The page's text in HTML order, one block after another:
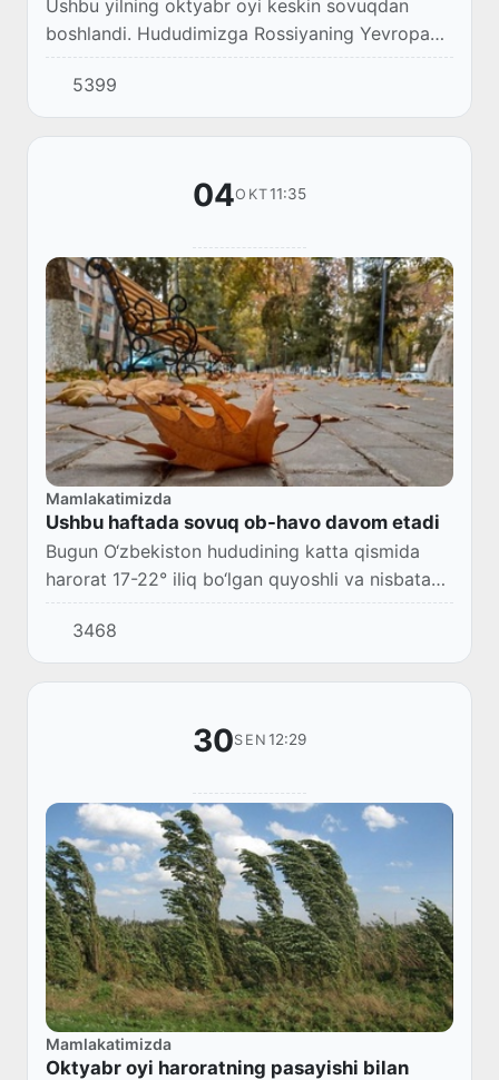
Ushbu yilning oktyabr oyi keskin sovuqdan
boshlandi. Hududimizga Rossiyaning Yevropa
hududining Markaziy qismidan kelgan sovuq
havo massasi havo haroratini birdaniga 10-12°
ga pasa...
5399
04OKT11:35
Mamlakatimizda
Ushbu haftada sovuq ob-havo davom etadi
Bugun O‘zbekiston hududining katta qismida
harorat 17-22° iliq bo‘lgan quyoshli va nisbatan
iliq ob-havo bo‘lishi kutiladi.
3468
30SEN 12:29
Mamlakatimizda
Oktyabr oyi haroratning pasayishi bilan